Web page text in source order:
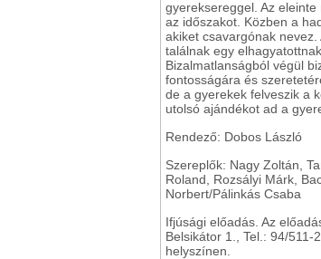
gyereksereggel. Az
az időszakot. Közben a
akiket csavargónak
találnak egy
Bizalmatlanságból végül
fontosságára és
de a gyerekek felveszik a
utolsó ajándékot ad a
Rendező: Dobos László
Szereplők: Nagy Zoltán,
Roland, Rozsályi Márk,
Norbert/Pálinkás Csaba
Ifjúsági előadás. Az
Belsikátor 1., Tel.: 94/511-
helyszínen.